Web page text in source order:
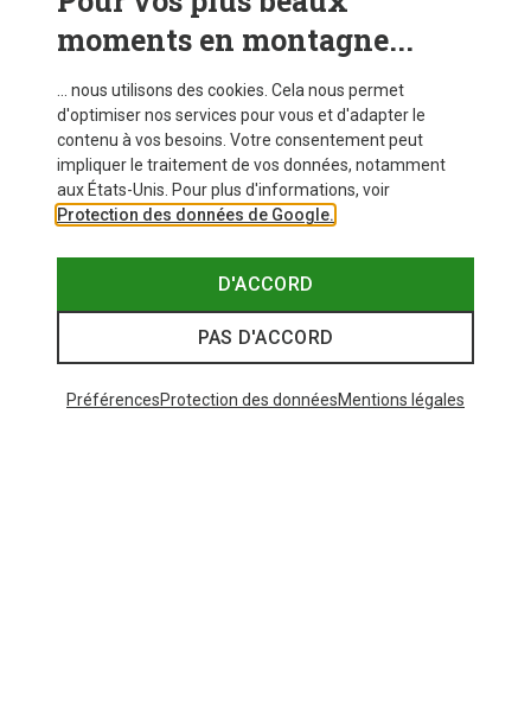
Vous économisez 35% Vous économisez 19%
moments en montagne...
... nous utilisons des cookies. Cela nous permet
d'optimiser nos services pour vous et d'adapter le
contenu à vos besoins. Votre consentement peut
impliquer le traitement de vos données, notamment
aux États-Unis. Pour plus d'informations, voir
Protection des données de Google.
D'ACCORD
PAS D'ACCORD
PréférencesProtection des donnéesMentions légales